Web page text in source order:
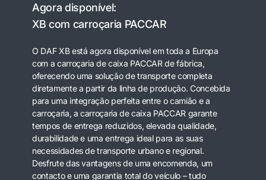
Agora disponível:
XB com carroçaria PACCAR
O DAF XB está agora disponível em toda a Europa
com a carroçaria de caixa PACCAR de fábrica,
oferecendo uma solução de transporte completa
diretamente a partir da linha de produção. Concebida
para uma integração perfeita entre o camião e a
carroçaria, a carroçaria de caixa PACCAR garante
tempos de entrega reduzidos, elevada qualidade,
durabilidade e uma entrega ideal para as suas
necessidades de transporte urbano e regional.
Desfrute das vantagens de uma encomenda, um
contacto e uma garantia total do veículo – tudo